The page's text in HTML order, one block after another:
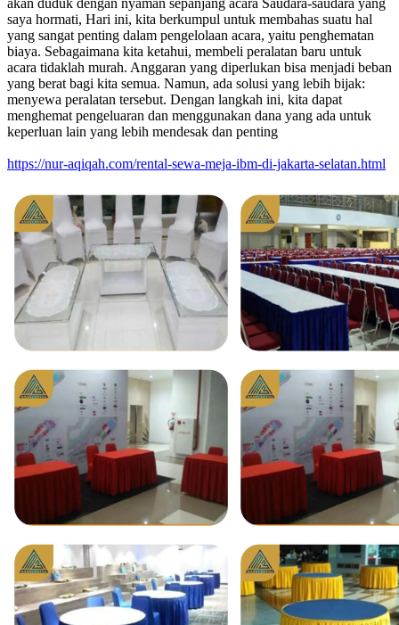
saya hormati, Hari ini, kita berkumpul untuk membahas suatu hal
yang sangat penting dalam pengelolaan acara, yaitu penghematan
biaya. Sebagaimana kita ketahui, membeli peralatan baru untuk
acara tidaklah murah. Anggaran yang diperlukan bisa menjadi beban
yang berat bagi kita semua. Namun, ada solusi yang lebih bijak:
menyewa peralatan tersebut. Dengan langkah ini, kita dapat
menghemat pengeluaran dan menggunakan dana yang ada untuk
keperluan lain yang lebih mendesak dan penting
https://nur-aqiqah.com/rental-sewa-meja-ibm-di-jakarta-selatan.html